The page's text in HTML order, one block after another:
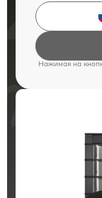
Нажимая на